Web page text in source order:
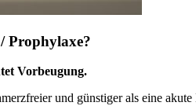
Prophylaxe?
Vorbeugung.
und günstiger als eine